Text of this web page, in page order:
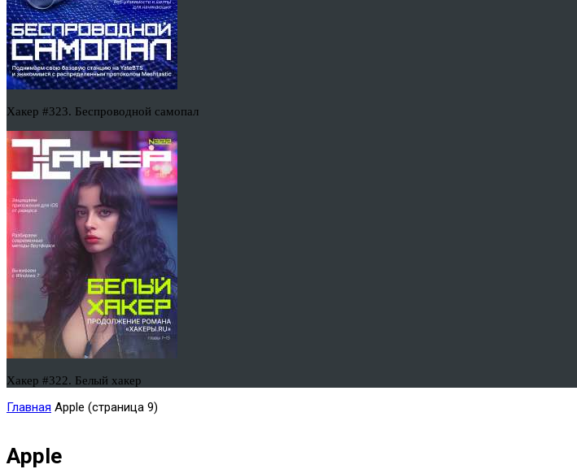
Хакер #323. Беспроводной самопал
Хакер #322. Белый хакер
Главная Apple (страница 9)
Apple